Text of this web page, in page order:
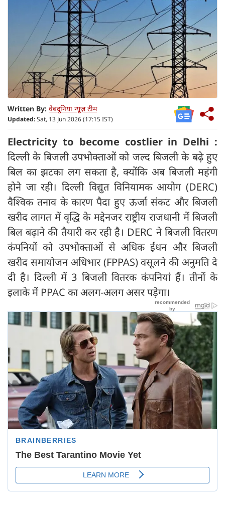
Written By: वेबदुनिया न्यूज़ टीम
Updated:Sat, 13 Jun 2026 (17:15 IST)
Electricity to become costlier in Delhi :
दिल्ली के बिजली उपभोक्ताओं को जल्द बिजली के बढ़े हुए
बिल का झटका लग सकता है, क्योंकि अब बिजली महंगी
होने जा रही। दिल्ली विद्युत विनियामक आयोग (DERC)
वैश्विक तनाव के कारण पैदा हुए ऊर्जा संकट और बिजली
खरीद लागत में वृद्धि के मद्देनजर राष्ट्रीय राजधानी में बिजली
बिल बढ़ाने की तैयारी कर रही है। DERC ने बिजली वितरण
कंपनियों को उपभोक्ताओं से अधिक ईंधन और बिजली
खरीद समायोजन अधिभार (FPPAS) वसूलने की अनुमति दे
दी है। दिल्ली में 3 बिजली वितरक कंपनियां हैं। तीनों के
इलाके में PPAC का अलग-अलग असर पड़ेगा।